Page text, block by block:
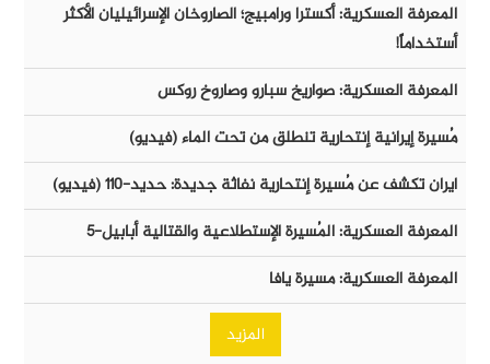
المعرفة العسكرية: أكسترا ورامبيج؛ الصاروخان الإسرائيليان الأكثر
أستخداماً!
المعرفة العسكرية: صواريخ سبارو وصاروخ روكس
مُسيرة إيرانية إنتحارية تنطلق من تحت الماء (فيديو)
ايران تكشف عن مُسيرة إنتحارية نفاثة جديدة: حديد-١١٠ (فيديو)
المعرفة العسكرية: المُسيرة الإستطلاعية والقتالية أبابيل-٥
المعرفة العسكرية: مسيرة يافا
المزيد